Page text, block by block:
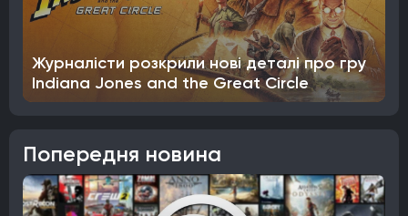
Журналісти розкрили нові деталі про гру
Indiana Jones and the Great Circle
Попередня новина